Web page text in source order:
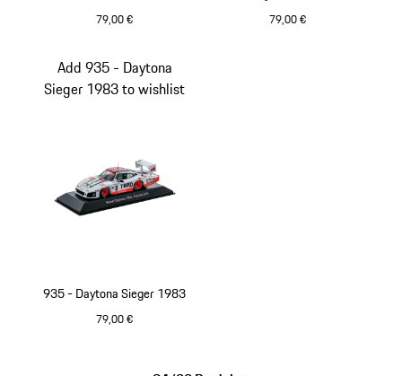
79,00 € 79,00 €
935 - Daytona Sieger 1983
79,00 €
Add 935 - Daytona
Sieger 1983 to wishlist